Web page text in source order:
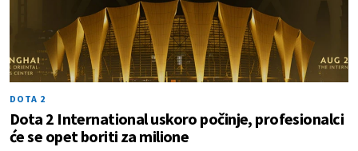
DOTA 2
Dota 2 International uskoro počinje, profesionalci
će se opet boriti za milione